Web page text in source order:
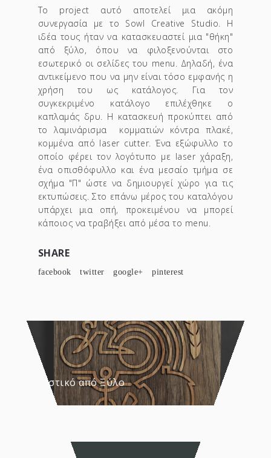
Το project αυτό αποτελεί μια ακόμη
συνεργασία με το Sowl Creative Studio. Η
ιδέα τους ήταν να κατασκευαστεί μια "θήκη"
από ξύλο, όπου να φιλοξενούνται στο
εσωτερικό οι σελίδες του menu. Δηλαδή, ένα
αντικείμενο που να μην είναι τόσο εμφανής η
χρήση του ως κατάλογος. Για τον
συγκεκριμένο κατάλογο επιλέχθηκε ο
καπλαμάς δρυ. Η κατασκευή προκύπτει από
το λαμινάρισμα κομματιών κόντρα πλακέ,
κομμένα από laser cutter. Ένα εξώφυλλο το
οποίο φέρει τον λογότυπο με laser χάραξη,
ένα οπισθόφυλλο και ένα μεσαίο τμήμα σε
σχήμα "Π" ώστε να δημιουργεί χώρο για τις
εκτυπώσεις. Στο επάνω μέρος του καταλόγου
υπάρχει μια οπή, προκειμένου να μπορεί
κάποιος να τραβήξει από μέσα το menu.
SHARE
facebook twitter google+ pinterest
Αναμνηστικό από Ξύλο